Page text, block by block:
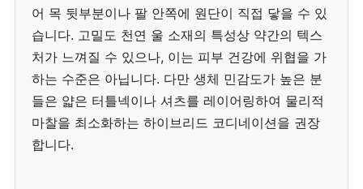
어 목 뒷부분이나 팔 안쪽에 원단이 직접 닿을 수 있
습니다. 고밀도 천연 울 소재의 특성상 약간의 텍스
처가 느껴질 수 있으나, 이는 피부 건강에 위협을 가
하는 수준은 아닙니다. 다만 생체 민감도가 높은 분
들은 얇은 터틀넥이나 셔츠를 레이어링하여 물리적
마찰을 최소화하는 하이브리드 코디네이션을 권장
합니다.